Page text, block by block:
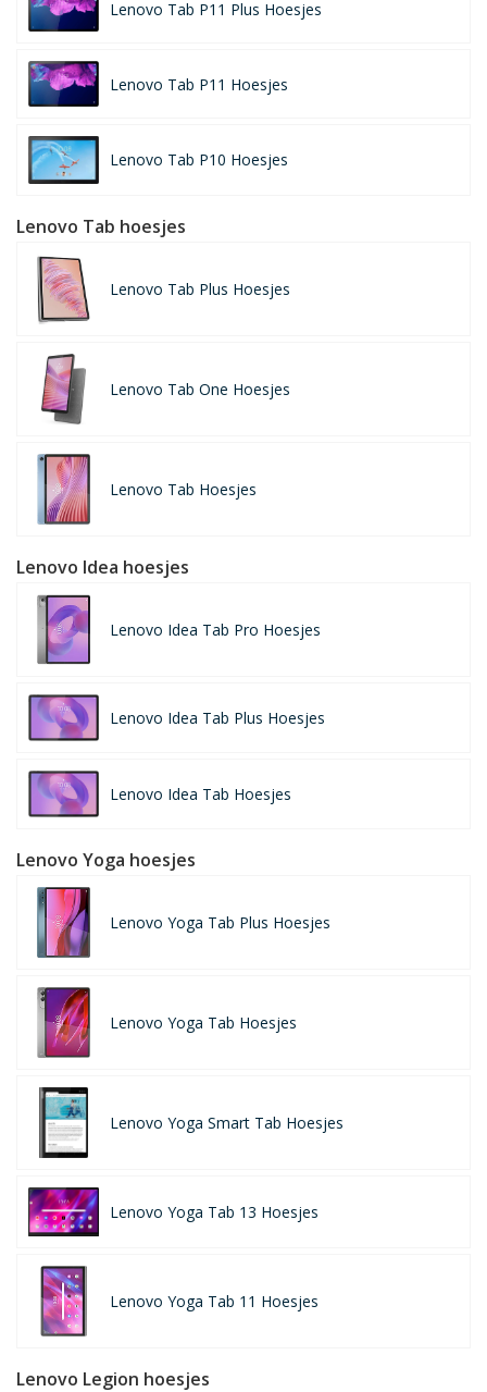
Lenovo Tab P11 Plus Hoesjes
Lenovo Tab P11 Hoesjes
Lenovo Tab P10 Hoesjes
Lenovo Tab hoesjes
Lenovo Tab Plus Hoesjes
Lenovo Tab One Hoesjes
Lenovo Tab Hoesjes
Lenovo Idea hoesjes
Lenovo Idea Tab Pro Hoesjes
Lenovo Idea Tab Plus Hoesjes
Lenovo Idea Tab Hoesjes
Lenovo Yoga hoesjes
Lenovo Yoga Tab Plus Hoesjes
Lenovo Yoga Tab Hoesjes
Lenovo Yoga Smart Tab Hoesjes
Lenovo Yoga Tab 13 Hoesjes
Lenovo Yoga Tab 11 Hoesjes
Lenovo Legion hoesjes